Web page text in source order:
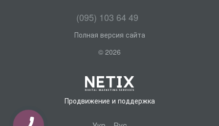
(095) 103 64 49
Полная версия сайта
© 2026
Продвижение и поддержка